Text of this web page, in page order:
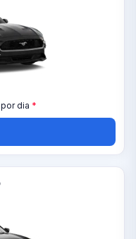
por dia *